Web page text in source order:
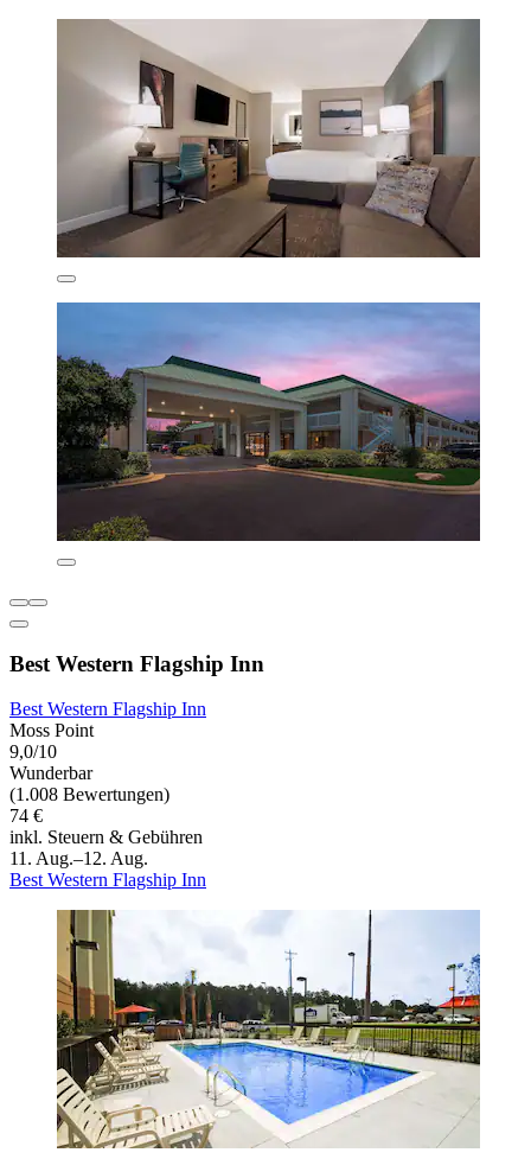
Best Western Flagship Inn
Best Western Flagship Inn
Moss Point
9,0/10
Wunderbar
(1.008 Bewertungen)
74 €
inkl. Steuern & Gebühren
11. Aug.–12. Aug.
Best Western Flagship Inn